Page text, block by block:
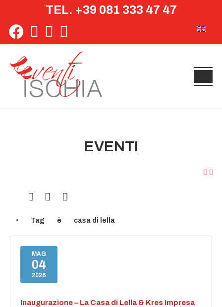
TEL. +39 081 333 47 47
EVENTI
Tag è casa di lella
MAG
04
2026
Inaugurazione – La Casa di Lella & Kres Impresa